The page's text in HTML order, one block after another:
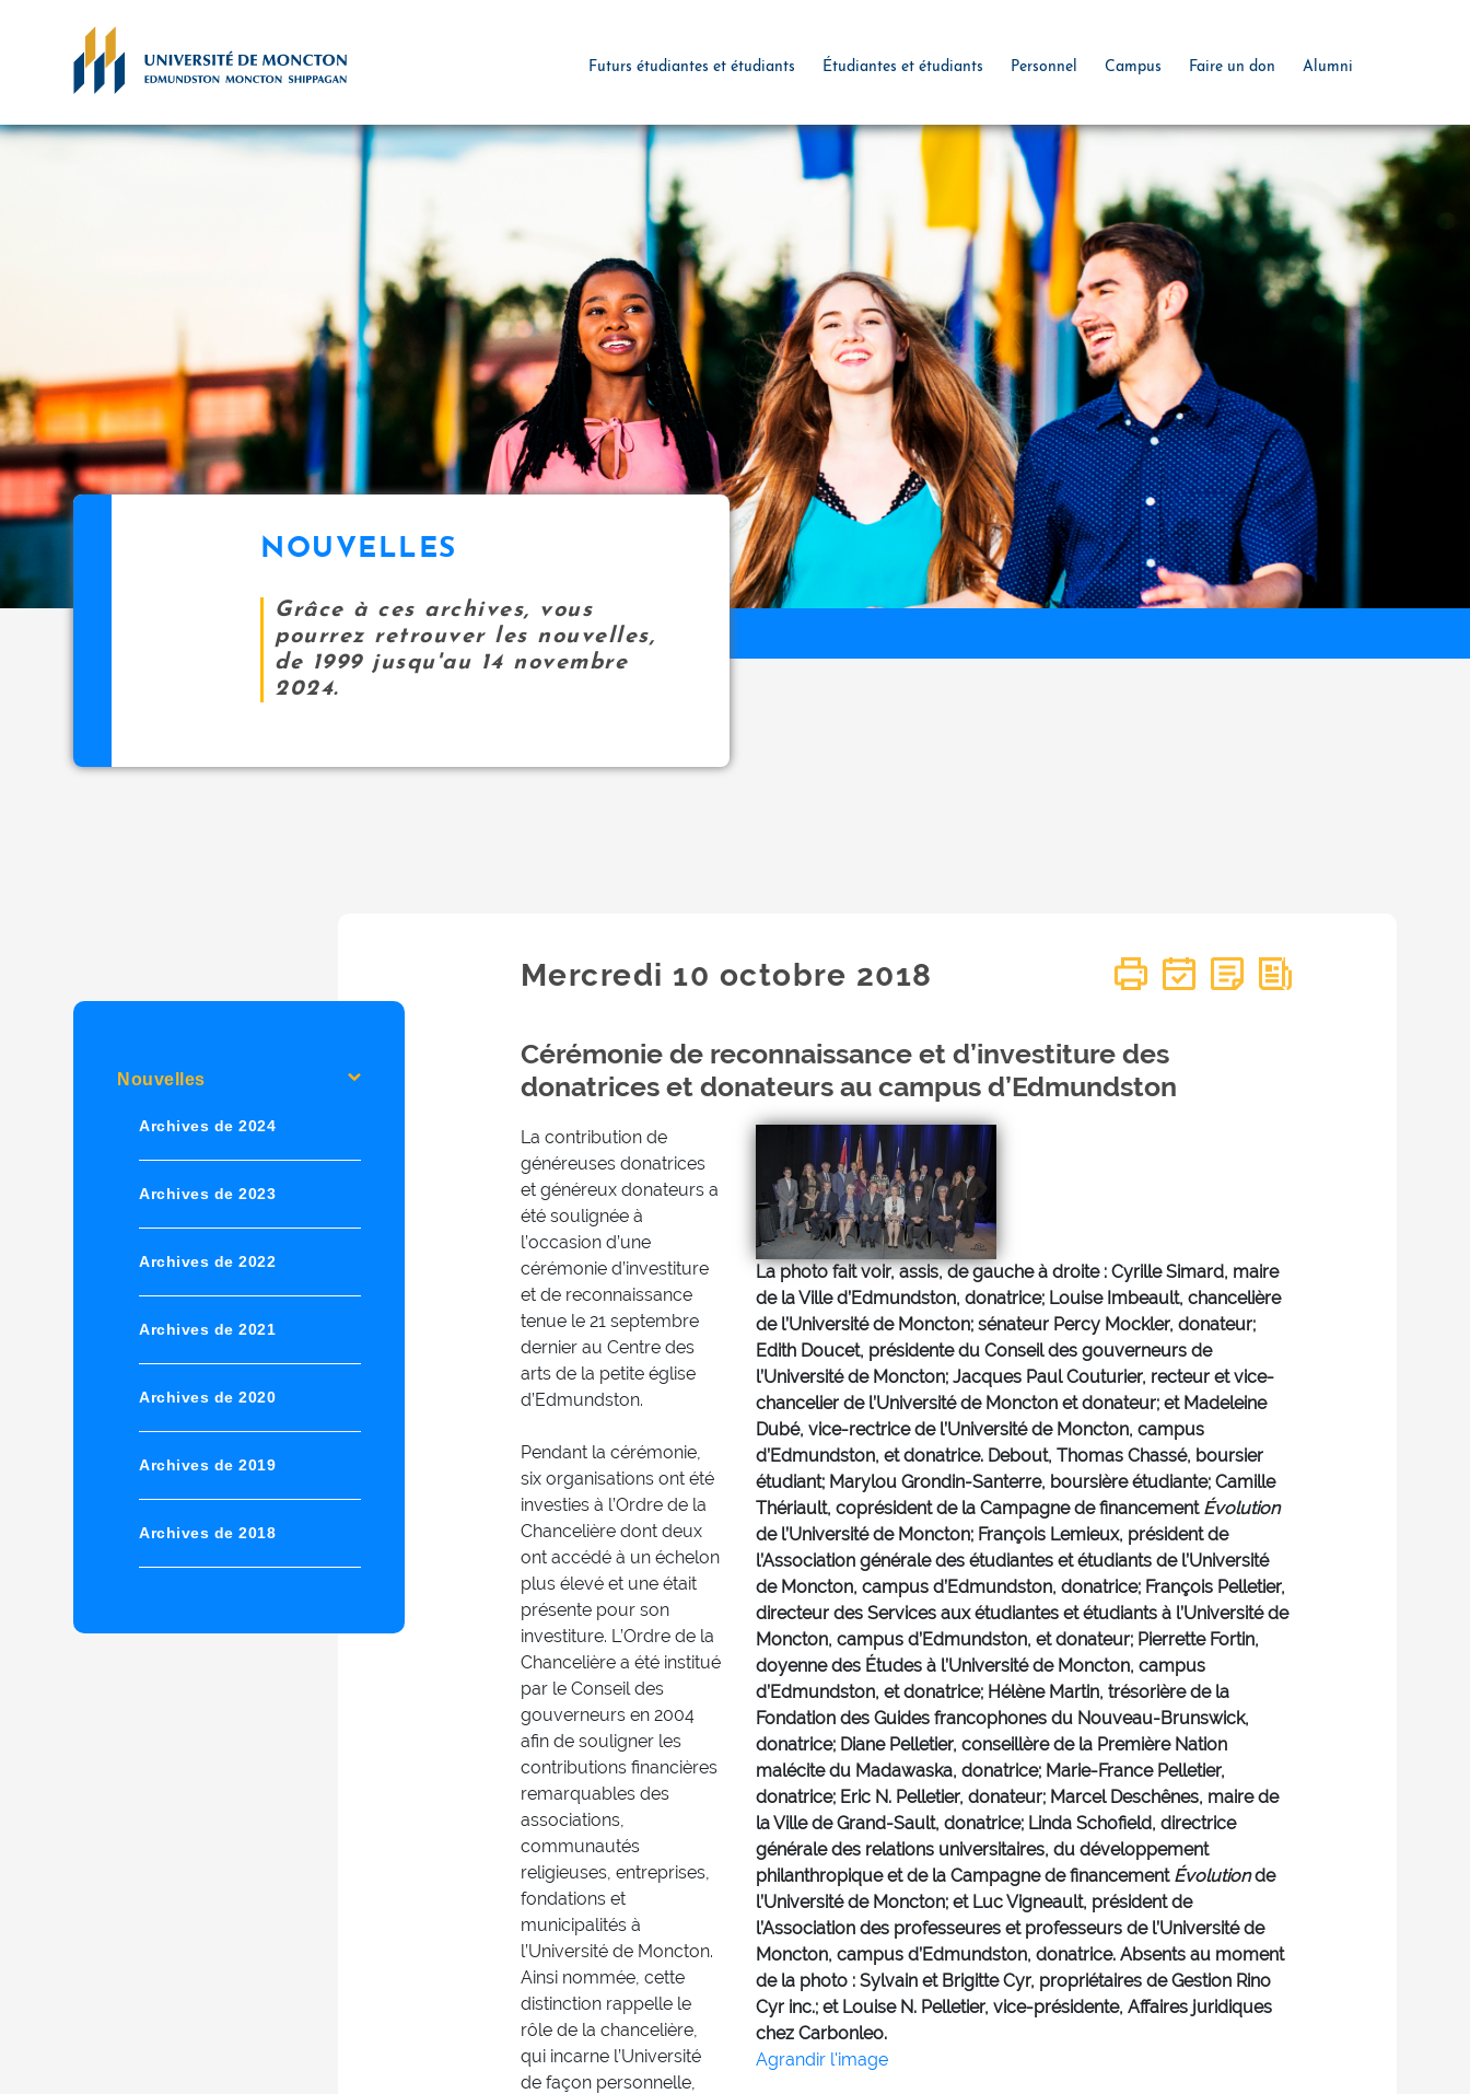
Futurs étudiantes et étudiants Étudiantes et étudiants Personnel Campus Faire un don Alumni
NOUVELLES
Grâce à ces archives, vous
pourrez retrouver les nouvelles,
de 1999 jusqu'au 14 novembre
2024.
Nouvelles
Archives de 2024
Archives de 2023
Archives de 2022
Archives de 2021
Archives de 2020
Archives de 2019
Archives de 2018
Mercredi 10 octobre 2018
Cérémonie de reconnaissance et d’investiture des
donatrices et donateurs au campus d’Edmundston
La photo fait voir, assis, de gauche à droite : Cyrille Simard, maire
de la Ville d’Edmundston, donatrice; Louise Imbeault, chancelière
de l’Université de Moncton; sénateur Percy Mockler, donateur;
Edith Doucet, présidente du Conseil des gouverneurs de
l’Université de Moncton; Jacques Paul Couturier, recteur et vice-
chancelier de l’Université de Moncton et donateur; et Madeleine
Dubé, vice-rectrice de l’Université de Moncton, campus
d’Edmundston, et donatrice. Debout, Thomas Chassé, boursier
étudiant; Marylou Grondin-Santerre, boursière étudiante; Camille
Thériault, coprésident de la Campagne de financement Évolution
de l’Université de Moncton; François Lemieux, président de
l’Association générale des étudiantes et étudiants de l’Université
de Moncton, campus d’Edmundston, donatrice; François Pelletier,
directeur des Services aux étudiantes et étudiants à l’Université de
Moncton, campus d’Edmundston, et donateur; Pierrette Fortin,
doyenne des Études à l’Université de Moncton, campus
d’Edmundston, et donatrice; Hélène Martin, trésorière de la
Fondation des Guides francophones du Nouveau-Brunswick,
donatrice; Diane Pelletier, conseillère de la Première Nation
malécite du Madawaska, donatrice; Marie-France Pelletier,
donatrice; Eric N. Pelletier, donateur; Marcel Deschênes, maire de
la Ville de Grand-Sault, donatrice; Linda Schofield, directrice
générale des relations universitaires, du développement
philanthropique et de la Campagne de financement Évolutionde
l’Université de Moncton; et Luc Vigneault, président de
l’Association des professeures et professeurs de l’Université de
Moncton, campus d’Edmundston, donatrice. Absents au moment
de la photo : Sylvain et Brigitte Cyr, propriétaires de Gestion Rino
Cyr inc.; et Louise N. Pelletier, vice-présidente, Affaires juridiques
chez Carbonleo.
Agrandir l'image
La contribution de
généreuses donatrices
et généreux donateurs a
été soulignée à
l’occasion d’une
cérémonie d’investiture
et de reconnaissance
tenue le 21 septembre
dernier au Centre des
arts de la petite église
d’Edmundston.
Pendant la cérémonie,
six organisations ont été
investies à l’Ordre de la
Chancelière dont deux
ont accédé à un échelon
plus élevé et une était
présente pour son
investiture. L’Ordre de la
Chancelière a été institué
par le Conseil des
gouverneurs en 2004
afin de souligner les
contributions financières
remarquables des
associations,
communautés
religieuses, entreprises,
fondations et
municipalités à
l’Université de Moncton.
Ainsi nommée, cette
distinction rappelle le
rôle de la chancelière,
qui incarne l’Université
de façon personnelle,